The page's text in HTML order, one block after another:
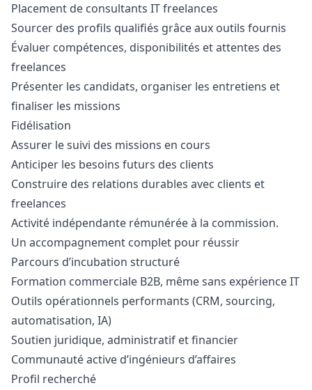
Placement de consultants IT freelances
Sourcer des profils qualifiés grâce aux outils fournis
Évaluer compétences, disponibilités et attentes des
freelances
Présenter les candidats, organiser les entretiens et
finaliser les missions
Fidélisation
Assurer le suivi des missions en cours
Anticiper les besoins futurs des clients
Construire des relations durables avec clients et
freelances
Activité indépendante rémunérée à la commission.
Un accompagnement complet pour réussir
Parcours d’incubation structuré
Formation commerciale B2B, même sans expérience IT
Outils opérationnels performants (CRM, sourcing,
automatisation, IA)
Soutien juridique, administratif et financier
Communauté active d’ingénieurs d’affaires
Profil recherché